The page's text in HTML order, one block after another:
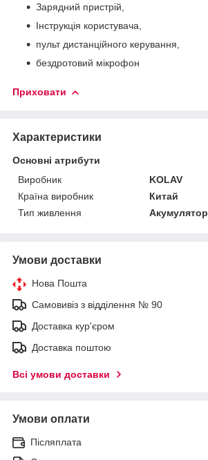
Зарядний пристрій,
Інструкція користувача,
пульт дистанційного керування,
бездротовий мікрофон
Приховати
Характеристики
Основні атрибути
Виробник
KOLAV
Країна виробник
Китай
Тип живлення
Акумулятор
Умови доставки
Нова Пошта
Самовивіз з відділення № 90
Доставка кур'єром
Доставка поштою
Всі умови доставки
Умови оплати
Післяплата